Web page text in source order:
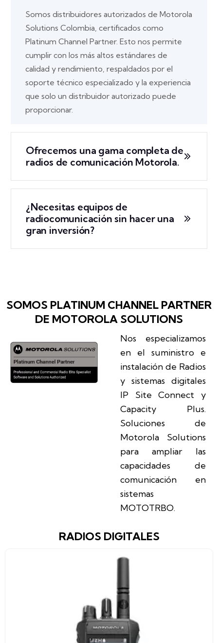
Somos distribuidores autorizados de Motorola
Solutions Colombia, certificados como
Platinum Channel Partner. Esto nos permite
cumplir con los más altos estándares de
calidad y rendimiento, respaldados por el
soporte técnico especializado y la experiencia
que solo un distribuidor autorizado puede
proporcionar.
Ofrecemos una gama completa de
radios de comunicación Motorola.
¿Necesitas equipos de
radiocomunicación sin hacer una
gran inversión?
SOMOS PLATINUM CHANNEL PARTNER
DE MOTOROLA SOLUTIONS
Nos especializamos
en el suministro e
instalación de Radios
y sistemas digitales
IP Site Connect y
Capacity Plus.
Soluciones de
Motorola Solutions
para ampliar las
capacidades de
comunicación en
sistemas
MOTOTRBO.
RADIOS DIGITALES